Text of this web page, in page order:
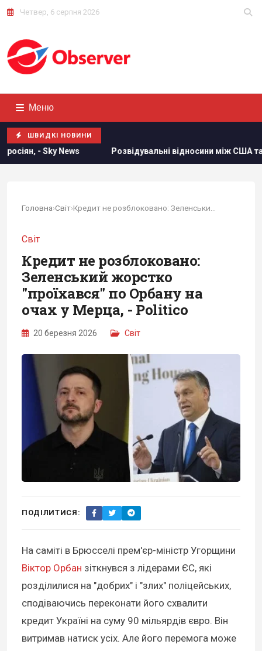
Четвер, 6 серпня 2026
Меню
ШВИДКІ НОВИНИ
відносини між США та Україною значно
Головна›Світ›
Світ
Кредит не розблоковано:
Зеленський жорстко
"проїхався" по Орбану на
очах у Мерца, - Politico
20 березня 2026 Світ
ПОДІЛИТИСЯ:
На саміті в Брюсселі прем'єр-міністр Угорщини
Віктор Орбан зіткнувся з лідерами ЄС, які
розділилися на "добрих" і "злих" поліцейських,
сподіваючись переконати його схвалити
кредит Україні на суму 90 мільярдів євро. Він
витримав натиск усіх. Але його перемога може